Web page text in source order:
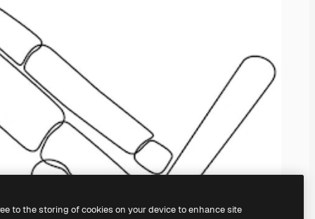
to the storing of cookies on your device to enhance site